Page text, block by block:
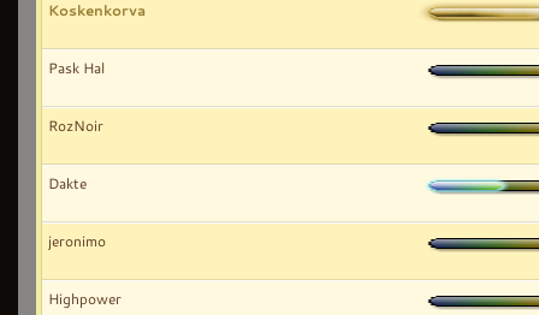
Koskenkorva
Pask Hal
RozNoir
Dakte
jeronimo
Highpower